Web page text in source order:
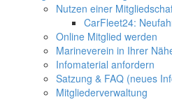
Nutzen einer
CarFleet24:
Online Mitglied werden
Marineverein in Ihrer
Infomaterial anfordern
Satzung & FAQ (neues
Mitgliederverwaltung